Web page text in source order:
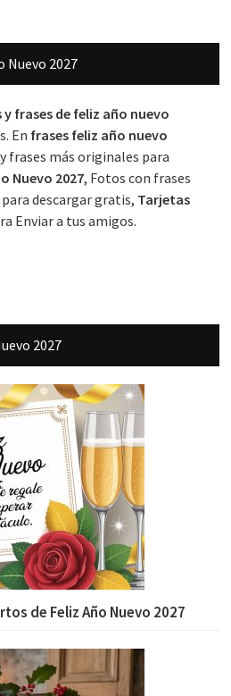
Nuevo 2027
frases de feliz año nuevo
En frases feliz año nuevo
frases más originales para
Nuevo 2027, Fotos con frases
descargar gratis, Tarjetas
Enviar a tus amigos.
2027
de Feliz Año Nuevo 2027